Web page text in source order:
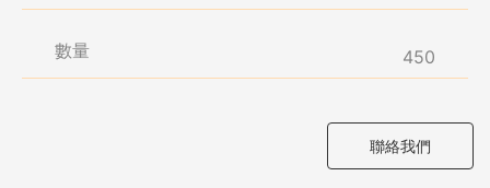
數量 450
聯絡我們